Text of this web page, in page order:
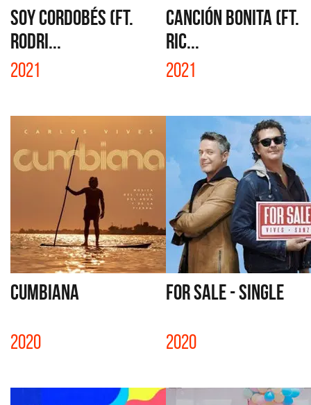
SOY CORDOBÉS (FT.
RODRI...
2021
CANCIÓN BONITA (FT.
RIC...
2021
CUMBIANA
2020
FOR SALE - SINGLE
2020